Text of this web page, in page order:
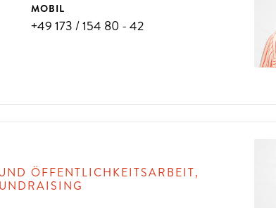
PRO JAHR
MOBIL
+49 173 / 154 80 - 42
ÖFFENTLICHKEITSARBEIT,